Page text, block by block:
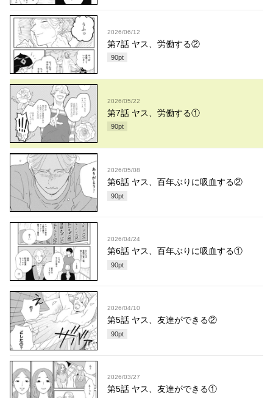
2026/06/12
第7話 ヤス、労働する②
90pt
2026/05/22
第7話 ヤス、労働する①
90pt
2026/05/08
第6話 ヤス、百年ぶりに吸血する②
90pt
2026/04/24
第6話 ヤス、百年ぶりに吸血する①
90pt
2026/04/10
第5話 ヤス、友達ができる②
90pt
2026/03/27
第5話 ヤス、友達ができる①